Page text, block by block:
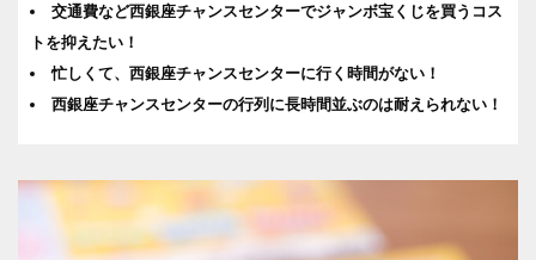
交通費など西銀座チャンスセンターでジャンボ宝くじを買うコス
トを抑えたい！
忙しくて、西銀座チャンスセンターに行く時間がない！
西銀座チャンスセンターの行列に長時間並ぶのは耐えられない！